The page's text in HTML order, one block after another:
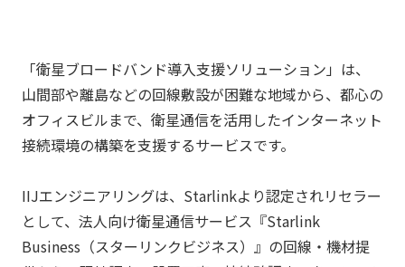
「衛星ブロードバンド導入支援ソリューション」は、
山間部や離島などの回線敷設が困難な地域から、都心の
オフィスビルまで、衛星通信を活用したインターネット
接続環境の構築を支援するサービスです。
IIJエンジニアリングは、Starlinkより認定されリセラー
として、法人向け衛星通信サービス『Starlink
Business（スターリンクビジネス）』の回線・機材提